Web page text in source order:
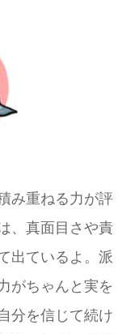
み重ねる力が評
、真面目さや責
出ているよ。派
がちゃんと実を
分を信じて続け